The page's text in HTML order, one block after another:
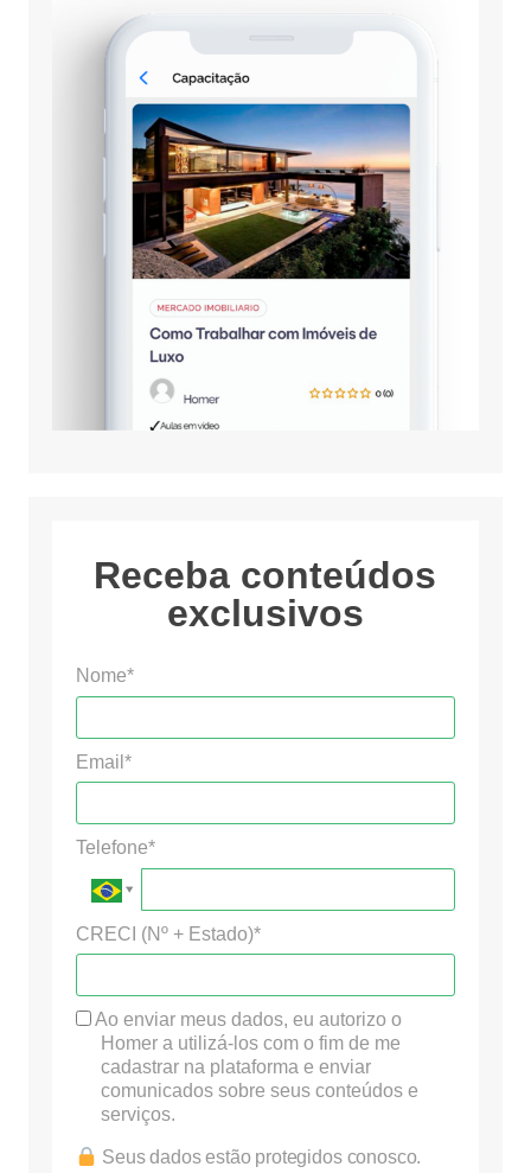
Receba conteúdos
exclusivos
Nome*
Email*
Telefone*
CRECI (Nº + Estado)*
Ao enviar meus dados, eu autorizo o
Homer a utilizá-los com o fim de me
cadastrar na plataforma e enviar
comunicados sobre seus conteúdos e
serviços.
Seus dados estão protegidos conosco.